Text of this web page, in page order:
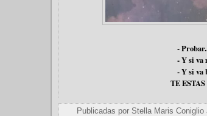
-
- Y si va
- Y si va
TE ESTAS
Publicadas por Stella Maris Coniglio